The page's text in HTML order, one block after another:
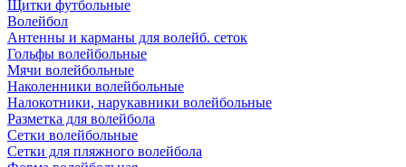
Щитки футбольные
Волейбол
Антенны и карманы для волейб. сеток
Гольфы волейбольные
Мячи волейбольные
Наколенники волейбольные
Налокотники, нарукавники волейбольные
Разметка для волейбола
Сетки волейбольные
Сетки для пляжного волейбола